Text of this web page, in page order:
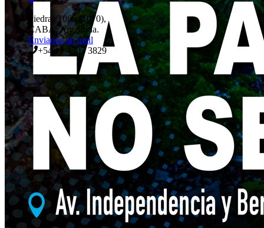
Piedras 1065 (1070),
CABA, Argentina.
Envianos un mail
+54 11 4307 3829